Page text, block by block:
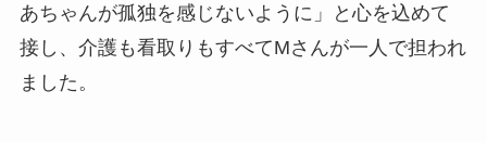
あちゃんが孤独を感じないように」と心を込めて
接し、介護も看取りもすべてMさんが一人で担われ
ました。